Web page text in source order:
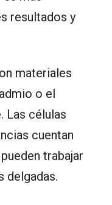
resultados y
materiales
o el
Las células
cuentan
trabajar
delgadas.